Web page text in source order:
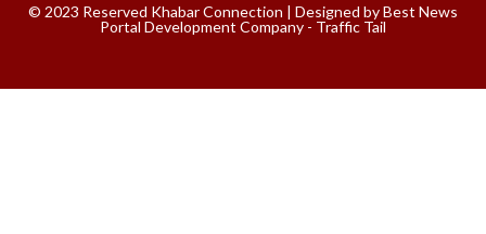
© 2023 Reserved Khabar Connection | Designed byBest News
Portal Development Company - Traffic Tail